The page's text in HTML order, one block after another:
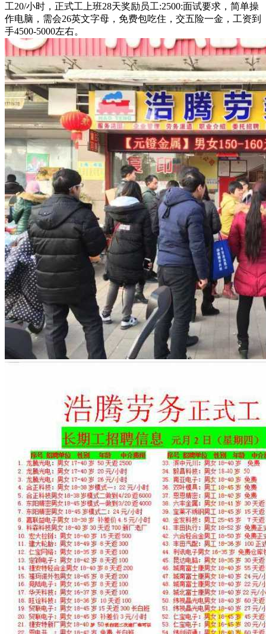
工20/小时，正式工上班28天奖励员工:2500:面试要求，简单操
作电脑，需会26英文字母，免费包吃住，交五险一金，工资到
手4500-5000左右。